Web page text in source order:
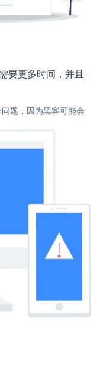
要更多时间，并且
题，因为黑客可能会